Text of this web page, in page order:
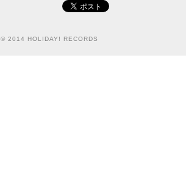
© 2014 HOLIDAY! RECORDS